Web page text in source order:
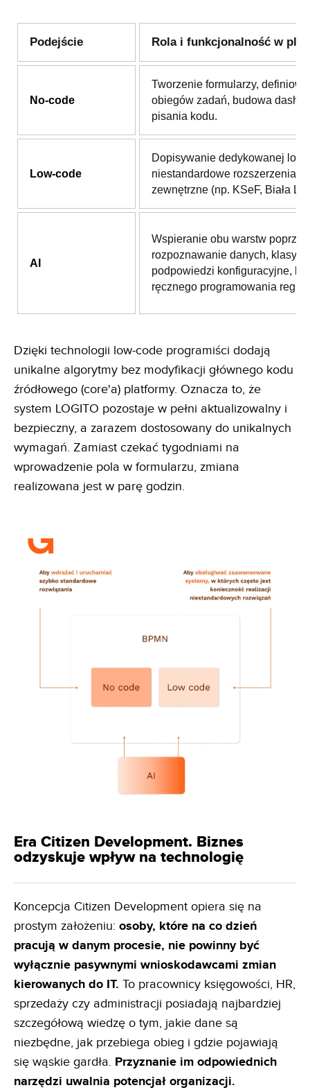
Podejście Rola i funkcjonalność w
No-code
Tworzenie formularzy,
obiegów zadań, budowa
pisania kodu.
Low-code
Dopisywanie dedykowanej
niestandardowe rozszerzenia i
zewnętrzne (np. KSeF, Biała
AI
Wspieranie obu warstw
rozpoznawanie danych,
podpowiedzi konfiguracyjne,
ręcznego programowania reguł.
Dzięki technologii low-code programiści dodają
unikalne algorytmy bez modyfikacji głównego kodu
źródłowego (core'a) platformy. Oznacza to, że
system LOGITO pozostaje w pełni aktualizowalny i
bezpieczny, a zarazem dostosowany do unikalnych
wymagań. Zamiast czekać tygodniami na
wprowadzenie pola w formularzu, zmiana
realizowana jest w parę godzin.
Era Citizen Development. Biznes
odzyskuje wpływ na technologię
Koncepcja Citizen Development opiera się na
prostym założeniu: osoby, które na co dzień
pracują w danym procesie, nie powinny być
wyłącznie pasywnymi wnioskodawcami zmian
kierowanych do IT. To pracownicy księgowości, HR,
sprzedaży czy administracji posiadają najbardziej
szczegółową wiedzę o tym, jakie dane są
niezbędne, jak przebiega obieg i gdzie pojawiają
się wąskie gardła. Przyznanie im odpowiednich
narzędzi uwalnia potencjał organizacji.